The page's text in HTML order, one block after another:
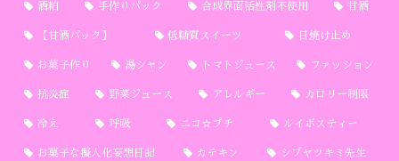
酒粕 手作りパック 合成界面活性剤不使用 甘酒
【甘酒パック】 低糖質スイーツ 日焼け止め
お菓子作り 湯シャン トマトジュース ファッション
抗炎症 野菜ジュース アレルギー カロリー制限
冷え 呼吸 ニコ☆プチ ルイボスティー
お菓子な擬人化妄想日記 カテキン シブヤツキミ先生